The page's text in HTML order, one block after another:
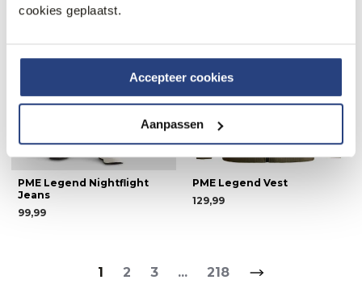
cookies geplaatst.
Accepteer cookies
Aanpassen
PME Legend Nightflight
Jeans
99,99
PME Legend Vest
129,99
1 2 3 ... 218